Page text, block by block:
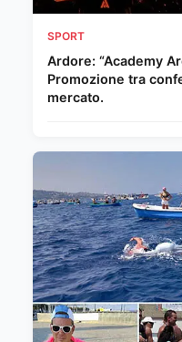
SPORT
Ardore: “Academy
Promozione tra
mercato.